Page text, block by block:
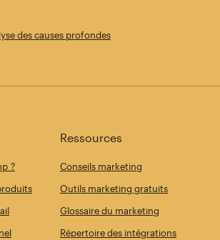
des causes profondes
?
Ressources
Conseils marketing
Outils marketing gratuits
Glossaire du marketing
Répertoire des intégrations